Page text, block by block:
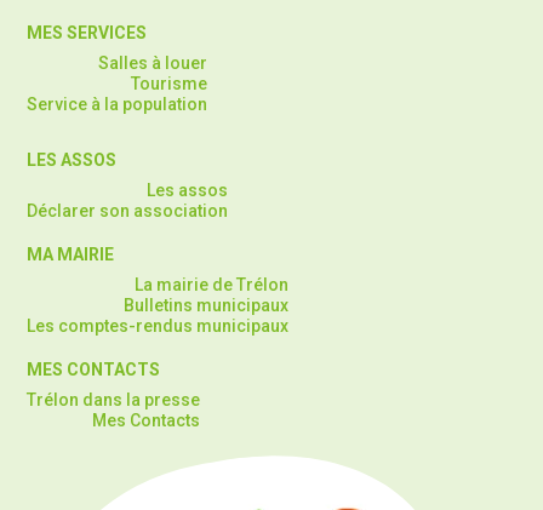
MES SERVICES
Salles à louer
Tourisme
Service à la population
LES ASSOS
Les assos
Déclarer son association
MA MAIRIE
La mairie de Trélon
Bulletins municipaux
Les comptes-rendus municipaux
MES CONTACTS
Trélon dans la presse
Mes Contacts